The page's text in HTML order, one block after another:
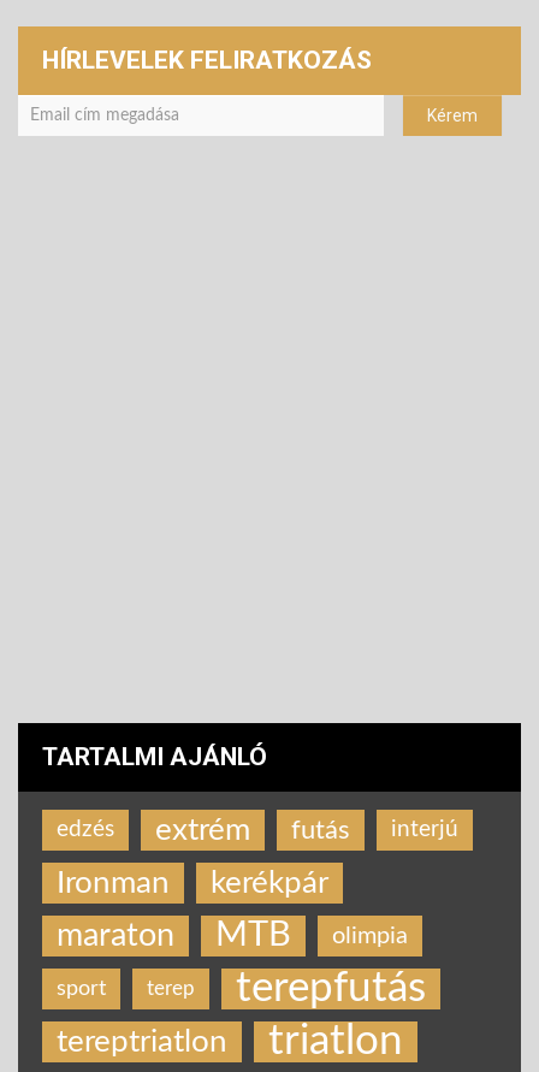
HÍRLEVELEK FELIRATKOZÁS
TARTALMI AJÁNLÓ
edzés extrém futás interjú
Ironman kerékpár
maraton MTB olimpia
sport terep terepfutás
tereptriatlon triatlon